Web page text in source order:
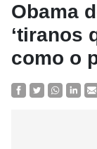
Obama
‘tiranos
como o